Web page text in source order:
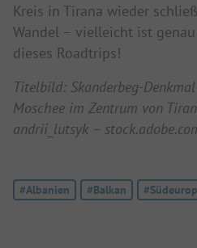
Kreis in Tirana wieder
Wandel – vielleicht ist
dieses Roadtrips!
Titelbild: Skanderbeg-
Moschee im Zentrum von
andrii_lutsyk –
Tag:
#Albanien Tag:
#Balkan Tag: